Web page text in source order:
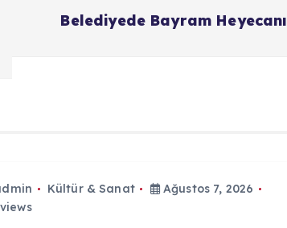
Belediyede Bayram Heyecanı
Kültür & Sanat
Ağustos 7, 2026